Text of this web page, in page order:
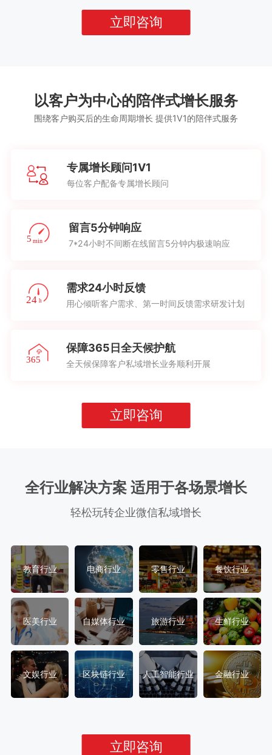
立即咨询
以客户为中心的陪伴式增长服务
围绕客户购买后的生命周期增长 提供1V1的陪伴式服务
专属增长顾问1V1
每位客户配备专属增长顾问
留言5分钟响应
7*24小时不间断在线留言5分钟内极速响应
需求24小时反馈
用心倾听客户需求、第一时间反馈需求研发计划
保障365日全天候护航
全天候保障客户私域增长业务顺利开展
立即咨询
全行业解决方案 适用于各场景增长
轻松玩转企业微信私域增长
教育行业 电商行业 零售行业 餐饮行业
医美行业 自媒体行业 旅游行业 生鲜行业
文娱行业 区块链行业 人工智能行业 金融行业
立即咨询